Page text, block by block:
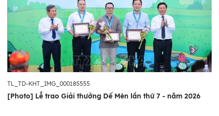
TL_TD-KHT_IMG_000185555
[Photo] Lễ trao Giải thưởng Dế Mèn lần thứ 7 - năm 2026